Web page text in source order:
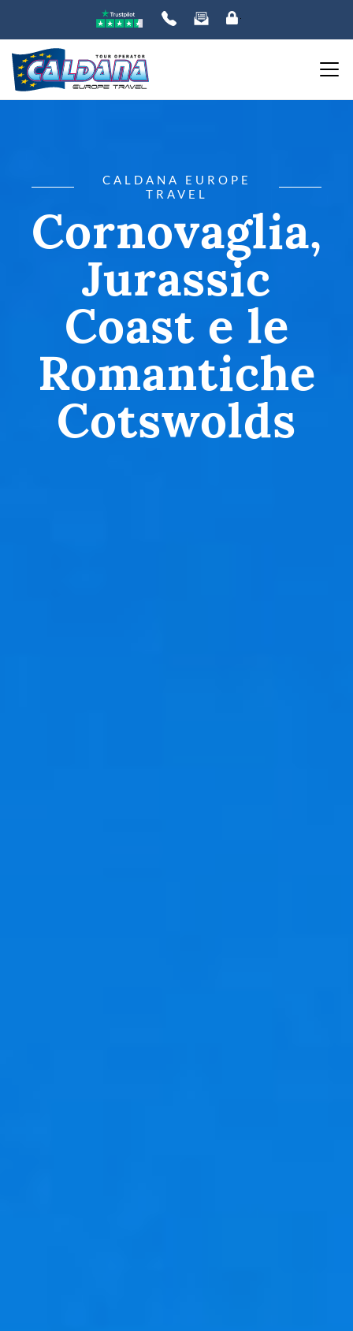
CALDANA EUROPE
TRAVEL
Cornovaglia,
Jurassic
Coast e le
Romantiche
Cotswolds